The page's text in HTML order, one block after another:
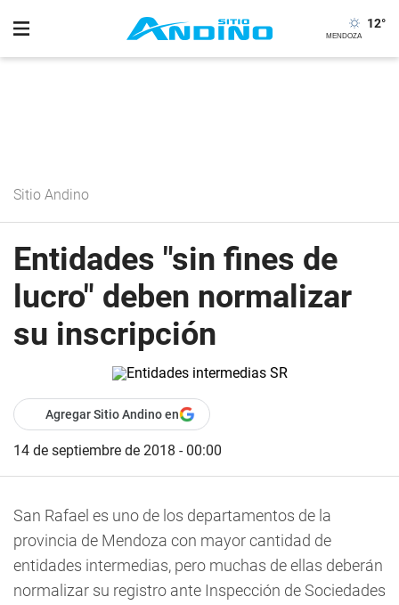
12°
Sitio Andino
Entidades "sin fines de
lucro" deben normalizar
su inscripción
Agregar Sitio Andino en
14 de septiembre de 2018 - 00:00
San Rafael es uno de los departamentos de la
provincia de Mendoza con mayor cantidad de
entidades intermedias, pero muchas de ellas deberán
normalizar su registro ante Inspección de Sociedades